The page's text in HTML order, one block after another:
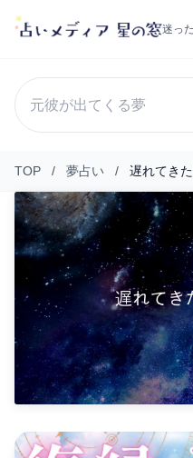
迷っ
TOP / 夢占い / 遅れてき